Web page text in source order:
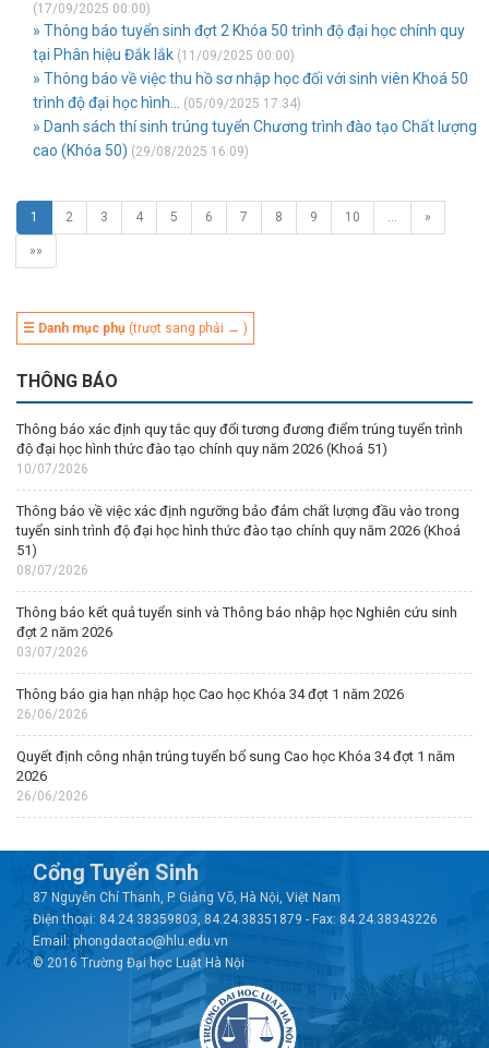
(17/09/2025 00:00)
» Thông báo tuyển sinh đợt 2 Khóa 50 trình độ đại học chính quy
tại Phân hiệu Đắk lắk (11/09/2025 00:00)
» Thông báo về việc thu hồ sơ nhập học đối với sinh viên Khoá 50
trình độ đại học hình...
(05/09/2025 17:34)
» Danh sách thí sinh trúng tuyển Chương trình đào tạo Chất lượng
cao (Khóa 50) (29/08/2025 16:09)
1 2 3 4 5 6 7 8 9 10 … »
»»
☰ Danh mục phụ (trượt sang phải → )
THÔNG BÁO
Thông báo xác định quy tắc quy đổi tương đương điểm trúng tuyển trình
độ đại học hình thức đào tạo chính quy năm 2026 (Khoá 51)
10/07/2026
Thông báo về việc xác định ngưỡng bảo đảm chất lượng đầu vào trong
tuyển sinh trình độ đại học hình thức đào tạo chính quy năm 2026 (Khoá
51)
08/07/2026
Thông báo kết quả tuyển sinh và Thông báo nhập học Nghiên cứu sinh
đợt 2 năm 2026
03/07/2026
Thông báo gia hạn nhập học Cao học Khóa 34 đợt 1 năm 2026
26/06/2026
Quyết định công nhận trúng tuyển bổ sung Cao học Khóa 34 đợt 1 năm
2026
26/06/2026
Cổng Tuyển Sinh
87 Nguyễn Chí Thanh, P. Giảng Võ, Hà Nội, Việt Nam
Điện thoại: 84.24.38359803, 84.24.38351879 - Fax: 84.24.38343226
Email: phongdaotao@hlu.edu.vn
© 2016 Trường Đại học Luật Hà Nội